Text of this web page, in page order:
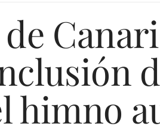
himno